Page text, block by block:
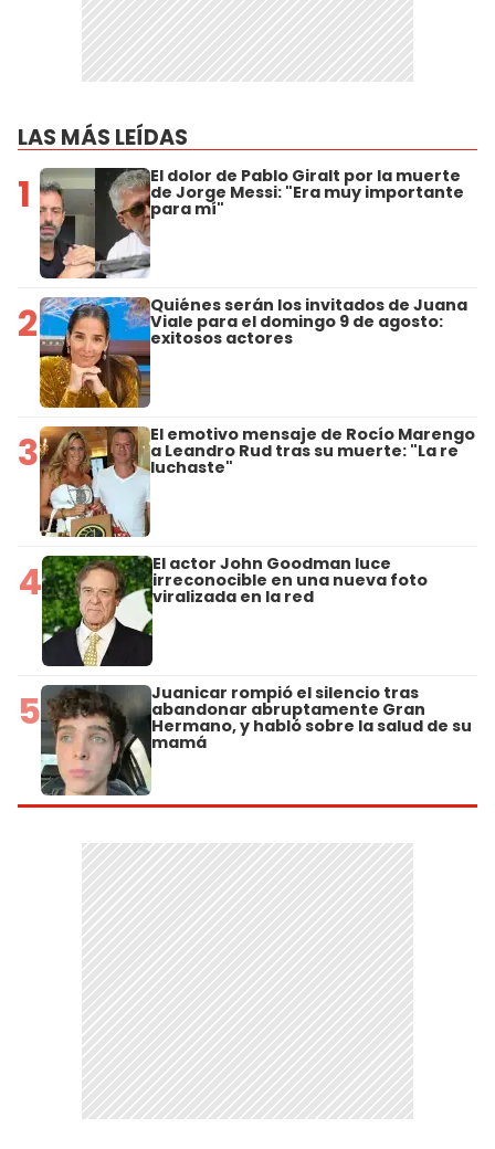
LAS MÁS LEÍDAS
1 El dolor de Pablo Giralt por la muerte
de Jorge Messi: "Era muy importante
para mí"
2 Quiénes serán los invitados de Juana
Viale para el domingo 9 de agosto:
exitosos actores
3 El emotivo mensaje de Rocío Marengo
a Leandro Rud tras su muerte: "La re
luchaste"
4 El actor John Goodman luce
irreconocible en una nueva foto
viralizada en la red
5 Juanicar rompió el silencio tras
abandonar abruptamente Gran
Hermano, y habló sobre la salud de su
mamá